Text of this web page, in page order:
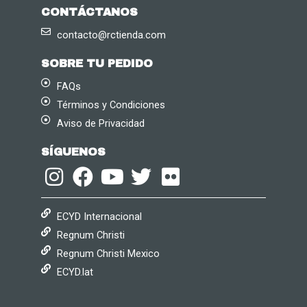
CONTÁCTANOS
contacto@rctienda.com
SOBRE TU PEDIDO
FAQs
Términos y Condiciones
Aviso de Privacidad
SÍGUENOS
ECYD Internacional
Regnum Christi
Regnum Christi Mexico
ECYD.lat